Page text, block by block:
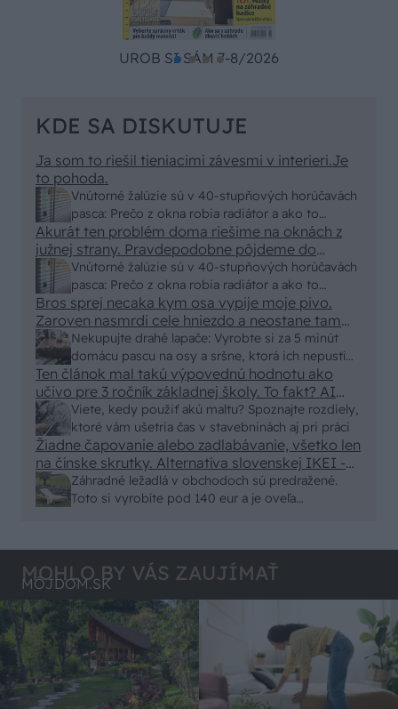
UROB SI SÁM 7-8/2026
KDE SA DISKUTUJE
Vnútorné žalúzie sú v 40-stupňových horúčavách
pasca: Prečo z okna robia radiátor a ako to
vyriešiť za pár eur?
Ja som to riešil tieniacimi závesmi v interieri.Je
to pohoda.
Vnútorné žalúzie sú v 40-stupňových horúčavách
pasca: Prečo z okna robia radiátor a ako to
vyriešiť za pár eur?
Akurát ten problém doma riešime na oknách z
južnej strany. Pravdepodobne pôjdeme do
vonkajšieho tienenia na spôsob markízy
250x150cm. Čínsky predajcovia idú okolo 100
eur kus.
Nekupujte drahé lapače: Vyrobte si za 5 minút
domácu pascu na osy a sršne, ktorá ich nepustí
von
Bros sprej necaka kym osa vypije moje pivo.
Zaroven nasmrdi cele hniezdo a neostane tam
nic zive. Vasa pasca naucinke moc efektivne.
Skor pritiahne slimaky
Viete, kedy použiť akú maltu? Spoznajte rozdiely,
ktoré vám ušetria čas v stavebninách aj pri práci
Ten článok mal takú výpovednú hodnotu ako
učivo pre 3 ročník základnej školy. To fakt? AI
alebo nejaka kniha z VŠ? Dnešné rychlotvrdnuce
malty - pevnosť 40 Mpa a doba schnutia tak 15
minut , k tomu vodotesné s kryštálikou. A rozdiel
- schnutie a zretie. Nič?
Záhradné ležadlá v obchodoch sú predražené.
Toto si vyrobíte pod 140 eur a je oveľa
Žiadne čapovanie alebo zadlabávanie, všetko len
na čínske skrutky. Alternatíva slovenskej IKEI -
čo sa týka pevnosti. Autor si nedal veľa námahy s
remeselným spracovaním, škoda. No lepšie než
MOHLO BY VÁS ZAUJÍMAŤ
MÔJDOM.SK